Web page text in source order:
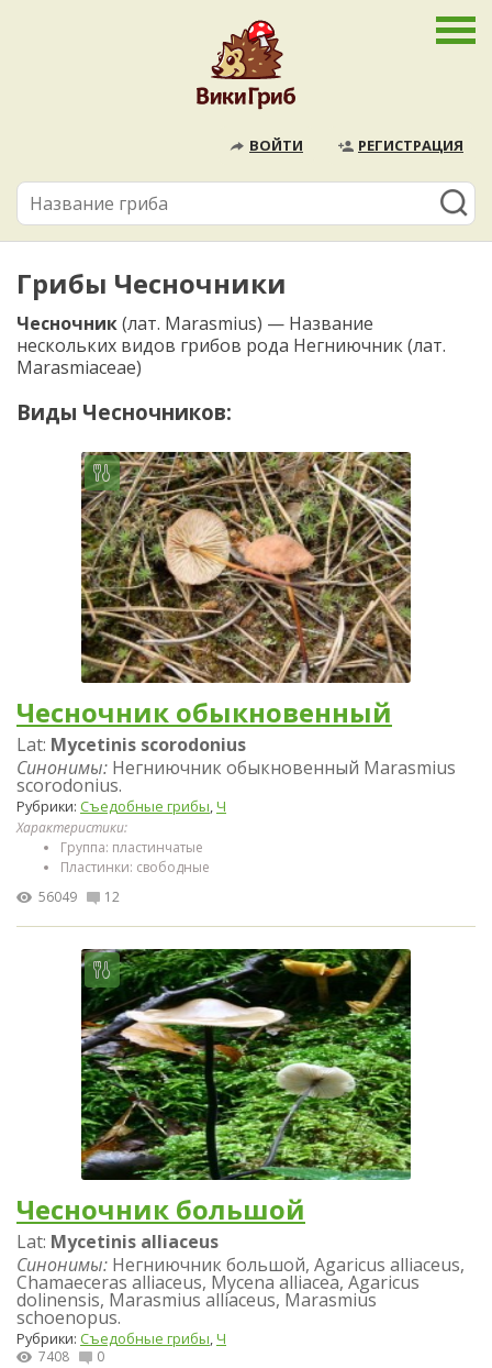
ВОЙТИ РЕГИСТРАЦИЯ
Грибы Чесночники
Чесночник(лат. Marasmius) — Название
нескольких видов грибов рода Негниючник (лат.
Marasmiaceae)
Виды Чесночников:
Чесночник обыкновенный
Lat: Mycetinis scorodonius
Синонимы: Негниючник обыкновенный Marasmius
scorodonius.
Рубрики: Съедобные грибы,Ч
Характеристики:
Группа: пластинчатые
Пластинки: свободные
56049
12
Чесночник большой
Lat: Mycetinis alliaceus
Синонимы: Негниючник большой, Agaricus alliaceus,
Chamaeceras alliaceus, Mycena alliacea, Agaricus
dolinensis, Marasmius alliaceus, Marasmius
schoenopus.
Рубрики: Съедобные грибы,Ч
7408 0